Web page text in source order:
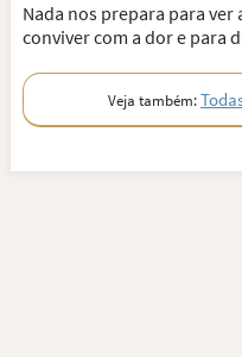
Nada nos prepara para
conviver com a dor e para
Veja também: